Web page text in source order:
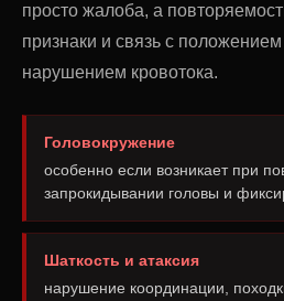
просто жалоба, а
признаки и связь с
нарушением кровотока.
Головокружение
особенно если возникает при
запрокидывании головы и
Шаткость и атаксия
нарушение координации,